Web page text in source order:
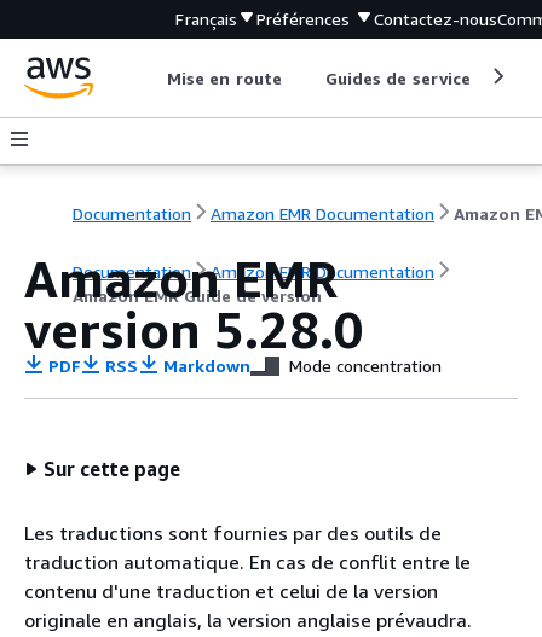
Français Préférences Contactez-nous
Mise en route Guides de service
Documentation Amazon EMR Documentation
Documentation
Amazon EMR Documentation
Amazon EMR Guide de version
Amazon EMR
version 5.28.0
PDF RSS Markdown Mode concentration
Sur cette page
Les traductions sont fournies par des outils de
traduction automatique. En cas de conflit entre le
contenu d'une traduction et celui de la version
originale en anglais, la version anglaise prévaudra.